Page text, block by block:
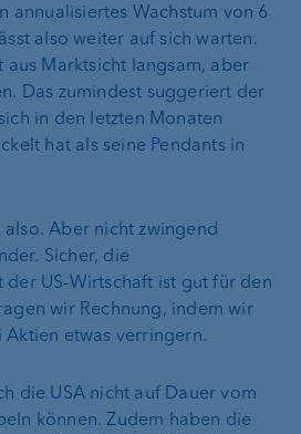
annualisiertes Wachstum von 6
also weiter auf sich warten.
Marktsicht langsam, aber
Das zumindest suggeriert der
in den letzten Monaten
hat als seine Pendants in
Aber nicht zwingend
Sicher, die
US-Wirtschaft ist gut für den
wir Rechnung, indem wir
etwas verringern.
die USA nicht auf Dauer vom
können. Zudem haben die